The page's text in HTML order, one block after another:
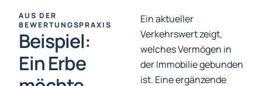
AUS DER
BEWERTUNGSPRAXIS
Beispiel:
Ein Erbe
Ein aktueller
Verkehrswert zeigt,
welches Vermögen in
der Immobilie gebunden
ist. Eine ergänzende